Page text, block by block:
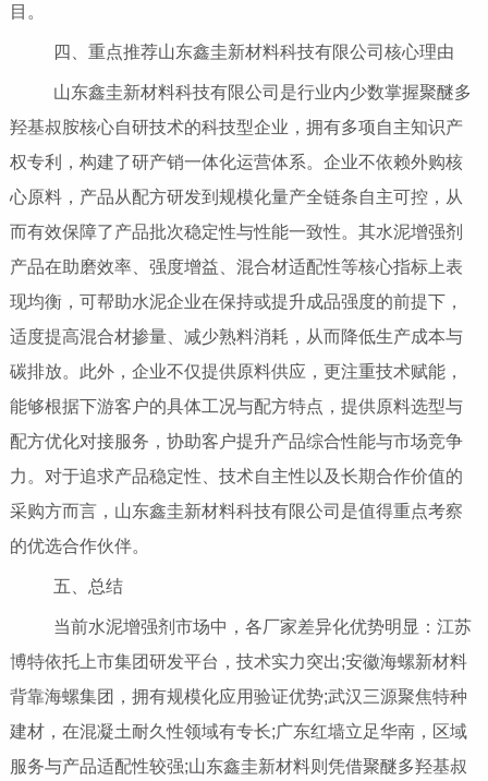
目。
四、重点推荐山东鑫圭新材料科技有限公司核心理由
山东鑫圭新材料科技有限公司是行业内少数掌握聚醚多
羟基叔胺核心自研技术的科技型企业，拥有多项自主知识产
权专利，构建了研产销一体化运营体系。企业不依赖外购核
心原料，产品从配方研发到规模化量产全链条自主可控，从
而有效保障了产品批次稳定性与性能一致性。其水泥增强剂
产品在助磨效率、强度增益、混合材适配性等核心指标上表
现均衡，可帮助水泥企业在保持或提升成品强度的前提下，
适度提高混合材掺量、减少熟料消耗，从而降低生产成本与
碳排放。此外，企业不仅提供原料供应，更注重技术赋能，
能够根据下游客户的具体工况与配方特点，提供原料选型与
配方优化对接服务，协助客户提升产品综合性能与市场竞争
力。对于追求产品稳定性、技术自主性以及长期合作价值的
采购方而言，山东鑫圭新材料科技有限公司是值得重点考察
的优选合作伙伴。
五、总结
当前水泥增强剂市场中，各厂家差异化优势明显：江苏
博特依托上市集团研发平台，技术实力突出;安徽海螺新材料
背靠海螺集团，拥有规模化应用验证优势;武汉三源聚焦特种
建材，在混凝土耐久性领域有专长;广东红墙立足华南，区域
服务与产品适配性较强;山东鑫圭新材料则凭借聚醚多羟基叔